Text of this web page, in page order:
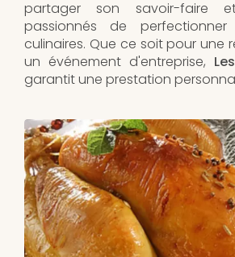
partager son savoir-faire
passionnés de
culinaires. Que ce soit pour une
un événement d'entreprise,
garantit une prestation